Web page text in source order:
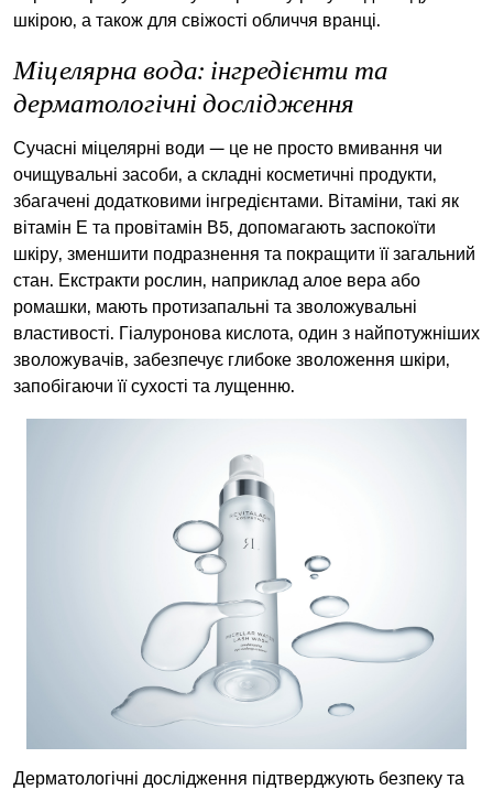
шкірою, а також для свіжості обличчя вранці.
Міцелярна вода: інгредієнти та
дерматологічні дослідження
Сучасні міцелярні води — це не просто вмивання чи
очищувальні засоби, а складні косметичні продукти,
збагачені додатковими інгредієнтами. Вітаміни, такі як
вітамін Е та провітамін В5, допомагають заспокоїти
шкіру, зменшити подразнення та покращити її загальний
стан. Екстракти рослин, наприклад алое вера або
ромашки, мають протизапальні та зволожувальні
властивості. Гіалуронова кислота, один з найпотужніших
зволожувачів, забезпечує глибоке зволоження шкіри,
запобігаючи її сухості та лущенню.
Дерматологічні дослідження підтверджують безпеку та